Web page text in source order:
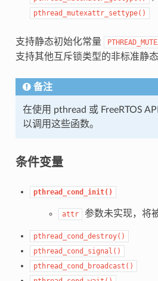
pthread_mutexattr_settype()
支持静态初始化常量
支持其他互斥锁类型的非标准静
备注
在使用 pthread 或 FreeRTOS
以调用这些函数。
条件变量
pthread_cond_init()
attr 参数未实现，将
pthread_cond_destroy()
pthread_cond_signal()
pthread_cond_broadcast()